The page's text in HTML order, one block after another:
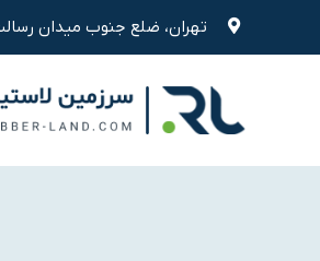
تهران، ضلع جنوب میدان رسالت،